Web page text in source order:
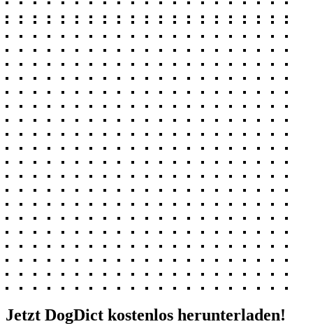
Jetzt DogDict kostenlos herunterladen!